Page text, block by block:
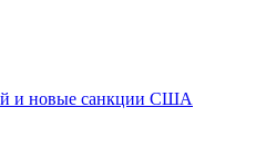
и новые санкции США